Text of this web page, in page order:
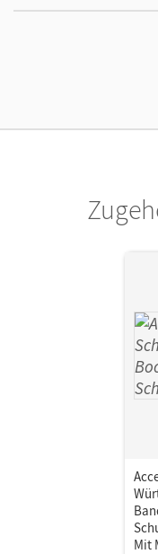
Unterrichtsmanagers
Herausgeber/-in
Mit